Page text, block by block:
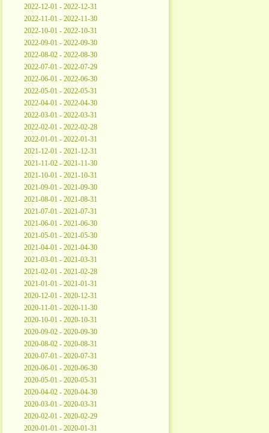
2022-12-01 - 2022-12-31
2022-11-01 - 2022-11-30
2022-10-01 - 2022-10-31
2022-09-01 - 2022-09-30
2022-08-02 - 2022-08-30
2022-07-01 - 2022-07-29
2022-06-01 - 2022-06-30
2022-05-01 - 2022-05-31
2022-04-01 - 2022-04-30
2022-03-01 - 2022-03-31
2022-02-01 - 2022-02-28
2022-01-01 - 2022-01-31
2021-12-01 - 2021-12-31
2021-11-02 - 2021-11-30
2021-10-01 - 2021-10-31
2021-09-01 - 2021-09-30
2021-08-01 - 2021-08-31
2021-07-01 - 2021-07-31
2021-06-01 - 2021-06-30
2021-05-01 - 2021-05-30
2021-04-01 - 2021-04-30
2021-03-01 - 2021-03-31
2021-02-01 - 2021-02-28
2021-01-01 - 2021-01-31
2020-12-01 - 2020-12-31
2020-11-01 - 2020-11-30
2020-10-01 - 2020-10-31
2020-09-02 - 2020-09-30
2020-08-02 - 2020-08-31
2020-07-01 - 2020-07-31
2020-06-01 - 2020-06-30
2020-05-01 - 2020-05-31
2020-04-02 - 2020-04-30
2020-03-01 - 2020-03-31
2020-02-01 - 2020-02-29
2020-01-01 - 2020-01-31